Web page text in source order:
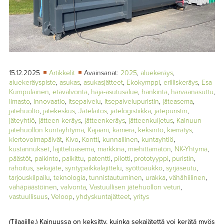
TAPAHTUMAT
YHTEYSTIEDOT
15.12.2025 Artikkelit Avainsanat: 2025, aluekeräys,
aluekeräyspiste, asukas, asukasjätteet, Ekokymppi, erilliskeräys, Esa
Kumpulainen, etävalvonta, haja-asutusalue, hankinta, harvaanasuttu,
ilmasto, innovaatio, itsepalvelu, itsepalvelupuristin, jäteasema,
jätehuolto, jätekeskus, Jätelaitos, jätelogistiikka, jätepuristin,
jäteyhtiö, jätteen keräys, jätteenkeräys, jätteenkuljetus, Kainuun
jätehuollon kuntayhtymä, Kajaani, kamera, keksintö, kierrätys,
kiertovoimapäivät, Kivo, Kontti, kunnallinen, kuntayhtiö,
kustannukset, lajitteluasema, markkina, miehittämätön, NK-Yhtymä,
päästöt, palkinto, palkittu, patentti, pilotti, prototyyppi, puristin,
rahoitus, sekajäte, syntypaikkalajittelu, syöttöaukko, syrjäseutu,
tarjouskilpailu, teknologia, tunnistautuminen, urakka, vähähiilinen,
vähäpäästöinen, valvonta, Vastuullisen jätehuollon veturi,
vastuullisuus, Veloop, yhdyskuntajätteet, yritys
(Tilaajille.) Kainuussa on keksitty, kuinka sekajätettä voi kerätä myös